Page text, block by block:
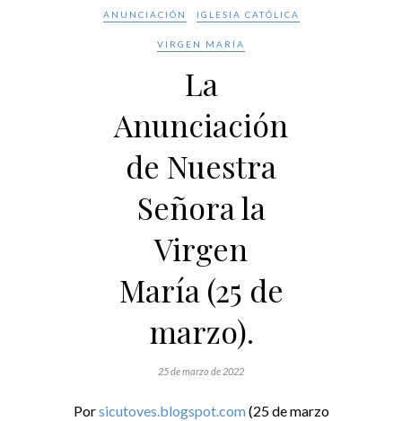
ANUNCIACIÓN IGLESIA CATÓLICA
VIRGEN MARÍA
La
Anunciación
de Nuestra
Señora la
Virgen
María (25 de
marzo).
25 de marzo de 2022
Porsicutoves.blogspot.com(25 de marzo